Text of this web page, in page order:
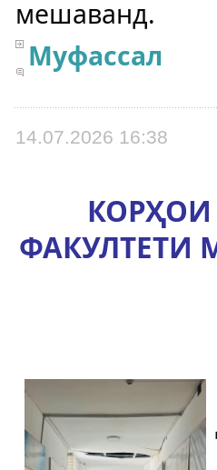
Муфассал
14.07.2026 16:38
ФАКУЛТЕТИ